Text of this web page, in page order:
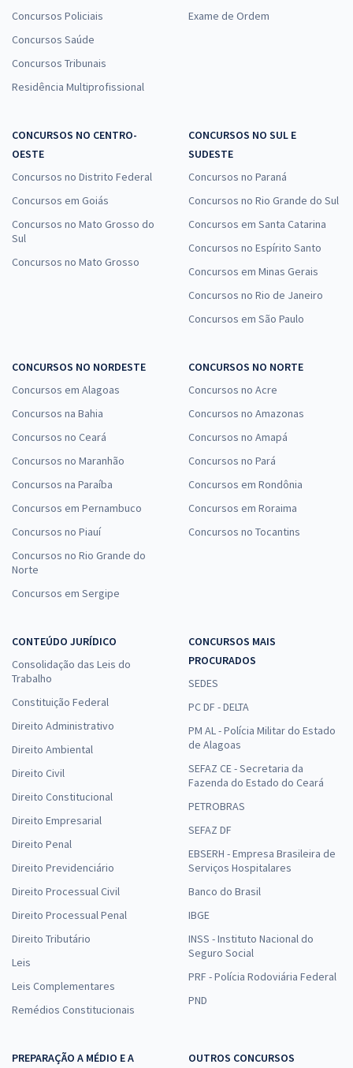
Concursos Policiais
Concursos Saúde
Concursos Tribunais
Residência Multiprofissional
Exame de Ordem
CONCURSOS NO CENTRO-
OESTE
Concursos no Distrito Federal
Concursos em Goiás
Concursos no Mato Grosso do
Sul
Concursos no Mato Grosso
CONCURSOS NO SUL E
SUDESTE
Concursos no Paraná
Concursos no Rio Grande do Sul
Concursos em Santa Catarina
Concursos no Espírito Santo
Concursos em Minas Gerais
Concursos no Rio de Janeiro
Concursos em São Paulo
CONCURSOS NO NORDESTE
Concursos em Alagoas
Concursos na Bahia
Concursos no Ceará
Concursos no Maranhão
Concursos na Paraíba
Concursos em Pernambuco
Concursos no Piauí
Concursos no Rio Grande do
Norte
Concursos em Sergipe
CONCURSOS NO NORTE
Concursos no Acre
Concursos no Amazonas
Concursos no Amapá
Concursos no Pará
Concursos em Rondônia
Concursos em Roraima
Concursos no Tocantins
CONTEÚDO JURÍDICO
Consolidação das Leis do
Trabalho
Constituição Federal
Direito Administrativo
Direito Ambiental
Direito Civil
Direito Constitucional
Direito Empresarial
Direito Penal
Direito Previdenciário
Direito Processual Civil
Direito Processual Penal
Direito Tributário
Leis
Leis Complementares
Remédios Constitucionais
CONCURSOS MAIS
PROCURADOS
SEDES
PC DF - DELTA
PM AL - Polícia Militar do Estado
de Alagoas
SEFAZ CE - Secretaria da
Fazenda do Estado do Ceará
PETROBRAS
SEFAZ DF
EBSERH - Empresa Brasileira de
Serviços Hospitalares
Banco do Brasil
IBGE
INSS - Instituto Nacional do
Seguro Social
PRF - Polícia Rodoviária Federal
PND
PREPARAÇÃO A MÉDIO E A
OUTROS CONCURSOS